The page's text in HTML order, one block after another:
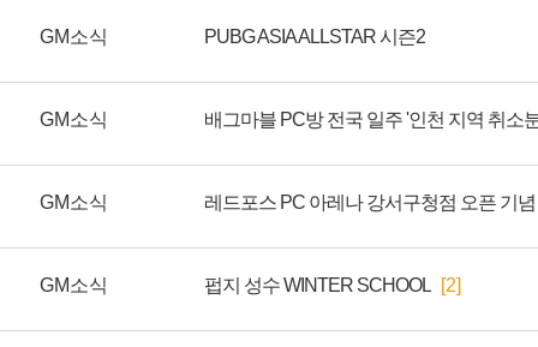
GM소식 PUBG ASIA ALLSTAR 시즌2
GM소식
GM소식
GM소식 펍지 성수 WINTER SCHOOL [2]